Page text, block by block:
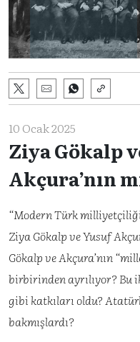
10 Ocak 2025
Ziya Gökalp
Akçura’nın
“Modern Türk
Ziya Gökalp ve Yusuf
Gökalp ve Akçura’nın
birbirinden ayrılıyor? Bu
gibi katkıları oldu?
bakmışlardı?